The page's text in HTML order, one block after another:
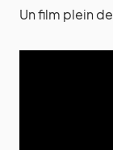
Un film plein